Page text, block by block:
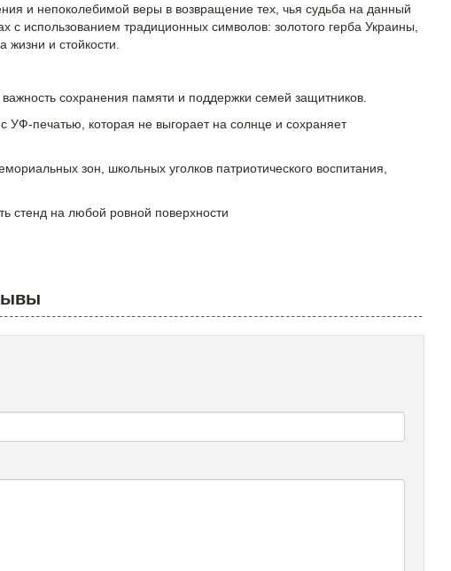
и непоколебимой веры в возвращение тех, чья судьба на данный
использованием традиционных символов: золотого герба Украины,
и стойкости.
сохранения памяти и поддержки семей защитников.
УФ-печатью, которая не выгорает на солнце и сохраняет
зон, школьных уголков патриотического воспитания,
стенд на любой ровной поверхности